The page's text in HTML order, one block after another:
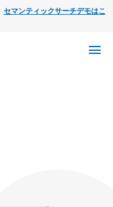
セマンティックサーチデモはこ